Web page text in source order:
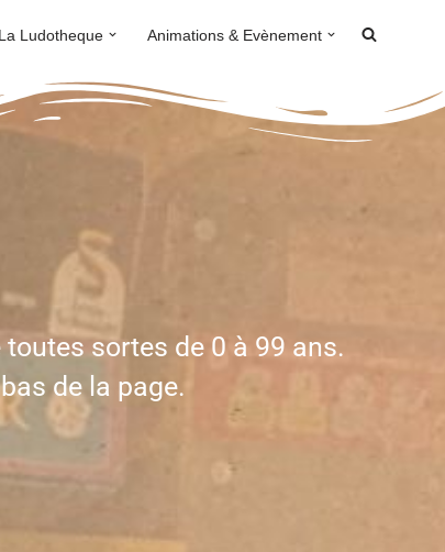
La Ludotheque Animations & Evènement
sortes de 0 à 99 ans.
de la page.